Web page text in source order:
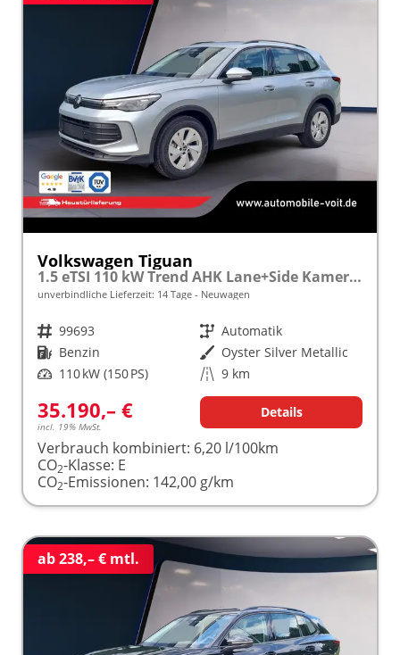
Volkswagen Tiguan
1.5 eTSI 110 kW Trend AHK Lane+Side Kamera VZE
unverbindliche Lieferzeit: 14 Tage Neuwagen
Fahrzeugnr. 99693 Getriebe Automatik
Kraftstoff Benzin Außenfarbe Oyster Silver Metallic
Leistung 110 kW (150 PS) Kilometerstand 9 km
35.190,– €
incl. 19% MwSt.
Details
Verbrauch kombiniert: 6,20 l/100km
CO2-Klasse: E
CO2-Emissionen: 142,00 g/km
ab 238,– € mtl.